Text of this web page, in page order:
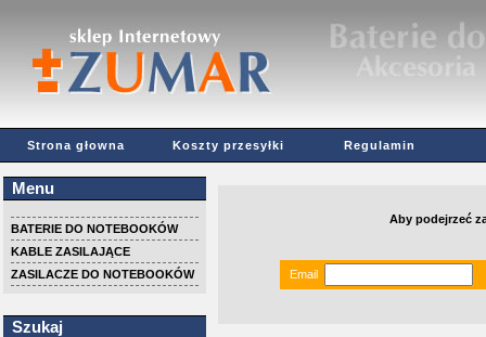
Strona głowna Koszty przesyłki Regulamin
Menu
BATERIE DO NOTEBOOKÓW
KABLE ZASILAJĄCE
ZASILACZE DO NOTEBOOKÓW
Szukaj
Aby podejrzeć
Email